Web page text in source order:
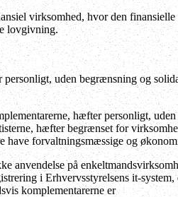
virksomhed, hvor den
lovgivning.
uden begrænsning og
hæfter personligt,
hæfter begrænset for
have forvaltningsmæssige og
anvendelse på
i Erhvervsstyrelsens it-
komplementarerne er